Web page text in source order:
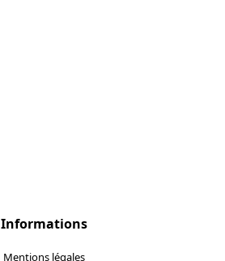
Informations
Mentions légales